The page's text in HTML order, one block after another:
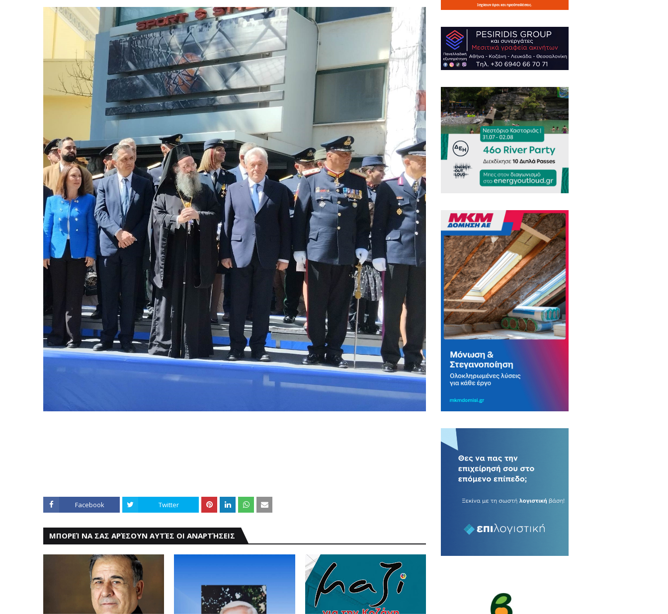
Facebook Twitter
ΜΠΟΡΕΊ ΝΑ ΣΑΣ ΑΡΈΣΟΥΝ ΑΥΤΈΣ ΟΙ ΑΝΑΡΤΉΣΕΙΣ